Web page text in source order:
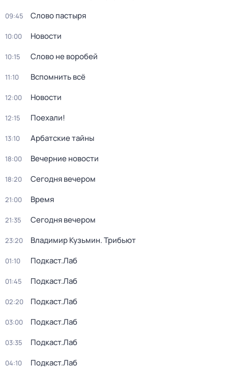
09:45 Слово пастыря
10:00 Новости
10:15 Слово не воробей
11:10 Вспомнить всё
12:00 Новости
12:15 Поехали!
13:10 Арбатские тайны
18:00 Вечерние новости
18:20 Сегодня вечером
21:00 Время
21:35 Сегодня вечером
23:20 Владимир Кузьмин. Трибьют
01:10 Подкаст.Лаб
01:45 Подкаст.Лаб
02:20 Подкаст.Лаб
03:00 Подкаст.Лаб
03:35 Подкаст.Лаб
04:10 Подкаст.Лаб